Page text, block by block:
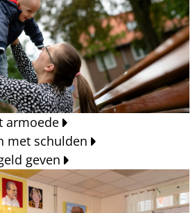
armoede
met schulden
geven